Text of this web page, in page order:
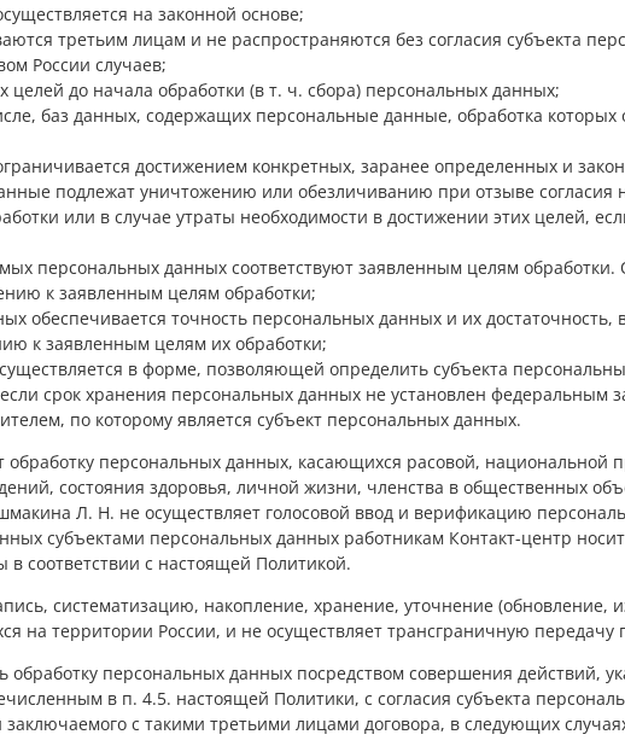
на законной основе;
третьим лицам и не распространяются без согласия субъекта
России случаев;
целей до начала обработки (в т. ч. сбора) персональных данных;
баз данных, содержащих персональные данные, обработка которых
достижением конкретных, заранее определенных и
подлежат уничтожению или обезличиванию при отзыве согласия
или в случае утраты необходимости в достижении этих целей,
персональных данных соответствуют заявленным целям
к заявленным целям обработки;
обеспечивается точность персональных данных и их достаточность,
к заявленным целям их обработки;
в форме, позволяющей определить субъекта
срок хранения персональных данных не установлен федеральным
по которому является субъект персональных данных.
персональных данных, касающихся расовой, национальной
состояния здоровья, личной жизни, членства в общественных
Л. Н. не осуществляет голосовой ввод и верификацию
субъектами персональных данных работникам Контакт-центр
соответствии с настоящей Политикой.
систематизацию, накопление, хранение, уточнение (обновление,
на территории России, и не осуществляет трансграничную
персональных данных посредством совершения действий,
в п. 4.5. настоящей Политики, с согласия субъекта
заключаемого с такими третьими лицами договора, в следующих